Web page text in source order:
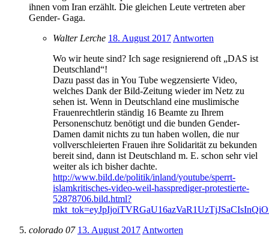
ihnen vom Iran erzählt. Die gleichen Leute vertreten aber
Gender- Gaga.
Walter Lerche 18. August 2017 Antworten
Wo wir heute sind? Ich sage resignierend oft „DAS ist
Deutschland“!
Dazu passt das in You Tube wegzensierte Video,
welches Dank der Bild-Zeitung wieder im Netz zu
sehen ist. Wenn in Deutschland eine muslimische
Frauenrechtlerin ständig 16 Beamte zu Ihrem
Personenschutz benötigt und die bunden Gender-
Damen damit nichts zu tun haben wollen, die nur
vollverschleierten Frauen ihre Solidarität zu bekunden
bereit sind, dann ist Deutschland m. E. schon sehr viel
weiter als ich bisher dachte.
http://www.bild.de/politik/inland/youtube/sperrt-
islamkritisches-video-weil-hassprediger-protestierte-
52878706.bild.html?
colorado 07 13. August 2017 Antworten